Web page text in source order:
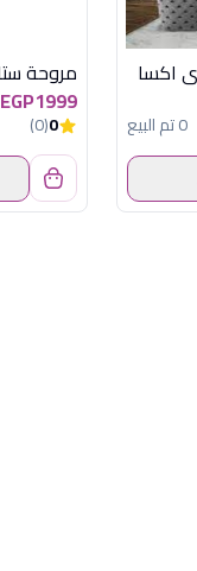
0 تم البيع
EGP1999
0
(0)